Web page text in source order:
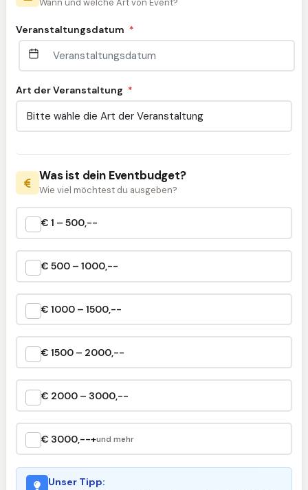
Wann und welche Art von Event?
Veranstaltungsdatum *
Art der Veranstaltung *
Was ist dein Eventbudget?
Wie viel möchtest du ausgeben?
€ 1 – 500,--
€ 500 – 1000,--
€ 1000 – 1500,--
€ 1500 – 2000,--
€ 2000 – 3000,--
€ 3000,--+und mehr
Unser Tipp: